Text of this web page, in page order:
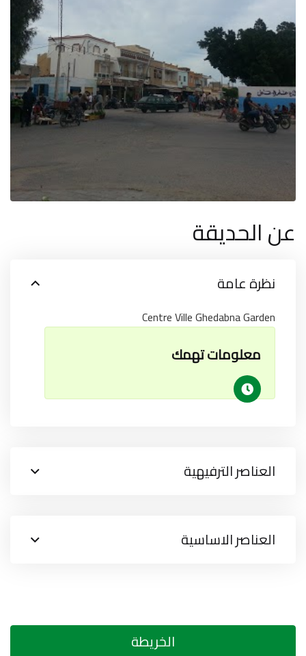
عن الحديقة
نظرة عامة
Centre Ville Ghedabna Garden
معلومات تهمك
العناصر الترفيهية
العناصر الاساسية
الخريطة